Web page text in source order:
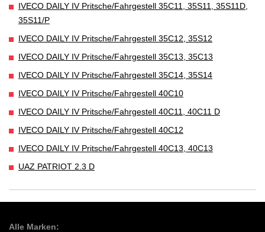
IVECO DAILY IV Pritsche/Fahrgestell 35C11, 35S11, 35S11D,
35S11/P
IVECO DAILY IV Pritsche/Fahrgestell 35C12, 35S12
IVECO DAILY IV Pritsche/Fahrgestell 35C13, 35C13
IVECO DAILY IV Pritsche/Fahrgestell 35C14, 35S14
IVECO DAILY IV Pritsche/Fahrgestell 40C10
IVECO DAILY IV Pritsche/Fahrgestell 40C11, 40C11 D
IVECO DAILY IV Pritsche/Fahrgestell 40C12
IVECO DAILY IV Pritsche/Fahrgestell 40C13, 40C13
UAZ PATRIOT 2.3 D
Alle Marken: